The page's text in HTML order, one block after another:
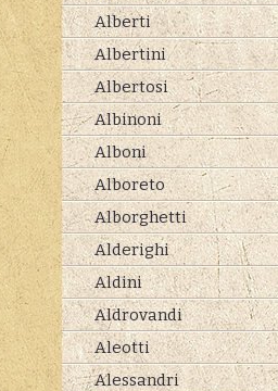
Alberti
Albertini
Albertosi
Albinoni
Alboni
Alboreto
Alborghetti
Alderighi
Aldini
Aldrovandi
Aleotti
Alessandri